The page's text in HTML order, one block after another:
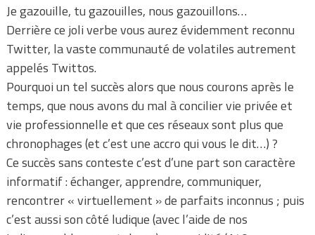
Je gazouille, tu gazouilles, nous gazouillons…
Derrière ce joli verbe vous aurez évidemment reconnu
Twitter, la vaste communauté de volatiles autrement
appelés Twittos.
Pourquoi un tel succès alors que nous courons après le
temps, que nous avons du mal à concilier vie privée et
vie professionnelle et que ces réseaux sont plus que
chronophages (et c’est une accro qui vous le dit…) ?
Ce succès sans conteste c’est d’une part son caractère
informatif : échanger, apprendre, communiquer,
rencontrer « virtuellement » de parfaits inconnus ; puis
c’est aussi son côté ludique (avec l’aide de nos